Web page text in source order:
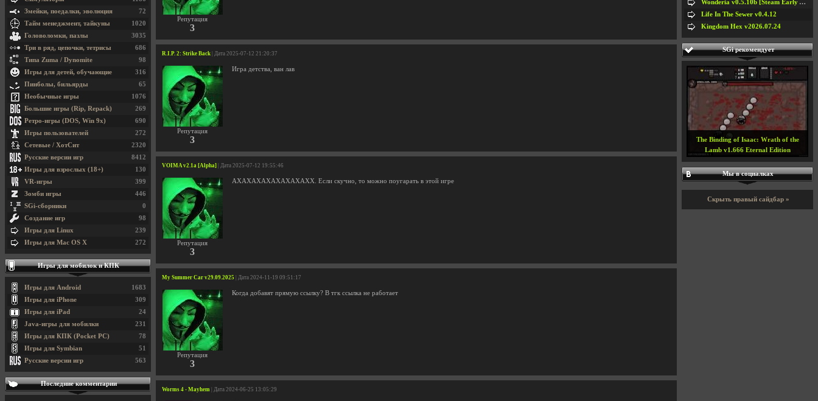
Репутация
3
R.I.P. 2: Strike Back | Дата 2025-07-12 21:20:37
Репутация
3
Игра детства, ван лав
VOIMA v2.1a [Alpha] | Дата 2025-07-12 19:55:46
Репутация
3
АХАХАХАХАХАХАХАХХ. Если скучно, то можно поугарать в этой игре
My Summer Car v29.09.2025 | Дата 2024-11-19 09:51:17
Репутация
3
Когда добавят прямую ссылку? В тгк ссылка не работает
Worms 4 - Mayhem | Дата 2024-06-25 13:05:29
72
Змейки, поедалки, эволюция
1020
Тайм менеджмент, тайкуны
3035
Головоломки, пазлы
686
Три в ряд, цепочки, тетрисы
98
Типа Zuma / Dynomite
316
Игры для детей, обучающие
65
Пинболы, бильярды
1076
Необычные игры
269
Большие игры (Rip, Repack)
690
Ретро-игры (DOS, Win 9x)
272
Игры пользователей
2320
Сетевые / ХотСит
8412
Русские версии игр
130
Игры для взрослых (18+)
399
VR-игры
446
Зомби игры
0
SGi-сборники
98
Создание игр
239
Игры для Linux
272
Игры для Mac OS X
Игры для мобилок и КПК
1683
Игры для Android
309
Игры для iPhone
24
Игры для iPad
231
Java-игры для мобилки
78
Игры для КПК (Pocket PC)
51
Игры для Symbian
563
Русские версии игр
Последние комментарии
Wonderia v0.5.10b [Steam Early Access]
Life In The Sewer v0.4.12
Kingdom Hex v2026.07.24
SGi рекомендует
The Binding of Isaac: Wrath of the
Lamb v1.666 Eternal Edition
Мы в социалках
Скрыть правый сайдбар »